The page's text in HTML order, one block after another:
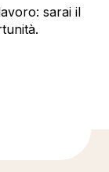
sarai il